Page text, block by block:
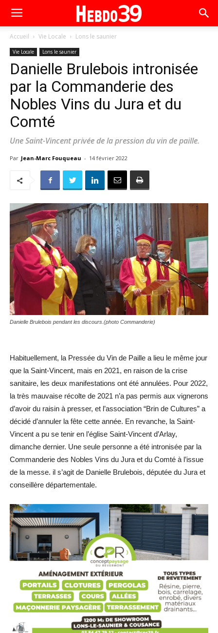
Accueil Vie Locale Lons le saunier
Vie Locale Lons le saunier
Danielle Brulebois intronisée
par la Commanderie des
Nobles Vins du Jura et du
Comté
Une Saint-Vincent privée de la pression du vin de paille.
Par Jean-Marc Fouqueau - 14 février 2022
Danielle Brulebois pendant les discours.(photo Commanderie)
Habituellement, la Pressée du Vin de Paille a lieu le même jour
que la Saint-Vincent, mais en 2021, en raison de la crise
sanitaire, les deux manifestations ont été annulées. Pour 2022,
la très mauvaise récolte de 2021 n’a pas permis aux vignerons
d’avoir du raisin à presser, et l’association “Brin de Cultures” a
décidé d’annuler la fête cette année. En revanche, la Saint-
Vincent a pu se tenir en l’église Saint-Vincent d’Arlay,
dimanche dernier. Une seule personne a été intronisée par la
Commanderie des Nobles Vins du Jura et du Comté à l’issue
de la messe. il s’agit de Danielle Brulebois, députée du Jura et
conseillère départementale.